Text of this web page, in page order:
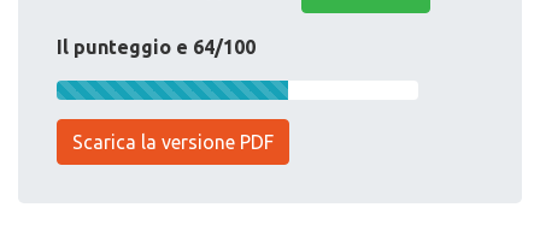
Il punteggio e 64/100
Scarica la versione PDF